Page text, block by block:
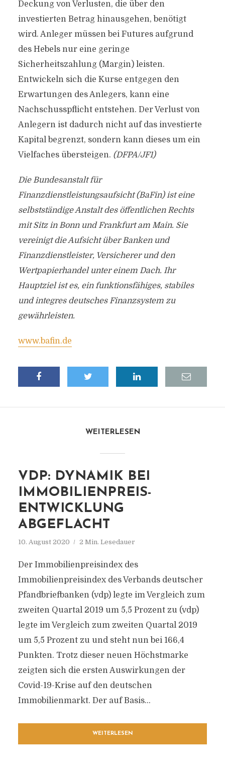
Deckung von Verlusten, die über den
investierten Betrag hinausgehen, benötigt
wird. Anleger müssen bei Futures aufgrund
des Hebels nur eine geringe
Sicherheitszahlung (Margin) leisten.
Entwickeln sich die Kurse entgegen den
Erwartungen des Anlegers, kann eine
Nachschusspflicht entstehen. Der Verlust von
Anlegern ist dadurch nicht auf das investierte
Kapital begrenzt, sondern kann dieses um ein
Vielfaches übersteigen. (DFPA/JF1)
Die Bundesanstalt für
Finanzdienstleistungsaufsicht (BaFin) ist eine
selbstständige Anstalt des öffentlichen Rechts
mit Sitz in Bonn und Frankfurt am Main. Sie
vereinigt die Aufsicht über Banken und
Finanzdienstleister, Versicherer und den
Wertpapierhandel unter einem Dach. Ihr
Hauptziel ist es, ein funktionsfähiges, stabiles
und integres deutsches Finanzsystem zu
gewährleisten.
www.bafin.de
WEITERLESEN
VDP: DYNAMIK BEI
IMMOBILIENPREIS-
ENTWICKLUNG
ABGEFLACHT
10. August 2020 2 Min. Lesedauer
Der Immobilienpreisindex des
Immobilienpreisindex des Verbands deutscher
Pfandbriefbanken (vdp) legte im Vergleich zum
zweiten Quartal 2019 um 5,5 Prozent zu (vdp)
legte im Vergleich zum zweiten Quartal 2019
um 5,5 Prozent zu und steht nun bei 166,4
Punkten. Trotz dieser neuen Höchstmarke
zeigten sich die ersten Auswirkungen der
Covid-19-Krise auf den deutschen
Immobilienmarkt. Der auf Basis...
WEITERLESEN